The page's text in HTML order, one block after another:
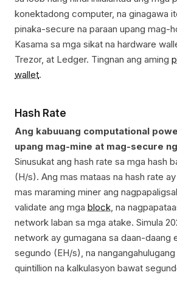
konektadong computer, na ginagawa
pinaka-secure na paraan upang mag-
Kasama sa mga sikat na hardware
Trezor, at Ledger. Tingnan ang aming
wallet.
Hash Rate
Ang kabuuang computational
upang mag-mine at mag-secure
Sinusukat ang hash rate sa mga hash
(H/s). Ang mas mataas na hash rate
mas maraming miner ang
validate ang mga block, na
network laban sa mga atake. Simula
network ay gumagana sa daan-daang
segundo (EH/s), na
quintillion na kalkulasyon bawat